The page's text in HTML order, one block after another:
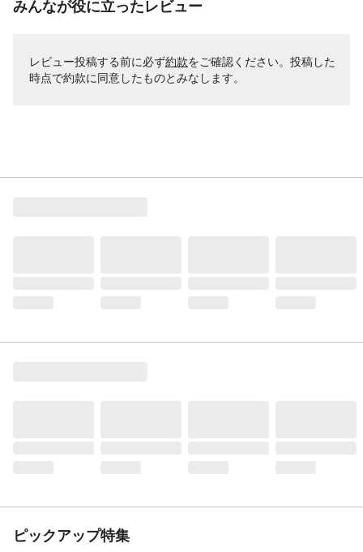
みんなが役に立ったレビュー
レビュー投稿する前に必ず約款をご確認ください。投稿した
時点で約款に同意したものとみなします。
ピックアップ特集